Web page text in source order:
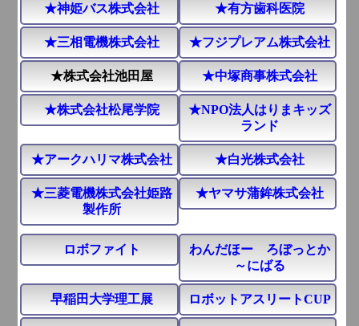
★神姫バス株式会社 ★有方歯科医院
★三相電機株式会社 ★フジプレアム株式会社
★株式会社池田屋 ★中塚商事株式会社
★株式会社松尾学院
★NPO法人はりまキッズ
ランド
★アークハリマ株式会社 ★白光株式会社
★三菱電機株式会社姫路
製作所
★ヤマサ蒲鉾株式会社
ロボファイト
わんだほー ろぼっとか
～にばる
早稲田大学理工展 ロボットアスリートCUP